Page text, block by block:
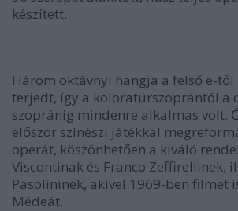
készített.
Három oktávnyi hangja a felső e-től
terjedt, így a koloratúrszoprántól a
szopránig mindenre alkalmas volt.
először színészi játékkal
operát, köszönhetően a kiváló
Viscontinak és Franco Zeffirellinek,
Pasolininek, akivel 1969-ben filmet
Médeát.